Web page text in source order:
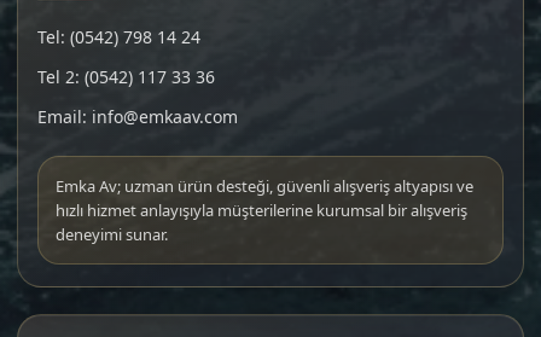
Tel: (0542) 798 14 24
Tel 2: (0542) 117 33 36
Email: info@emkaav.com
Emka Av; uzman ürün desteği, güvenli alışveriş altyapısı ve
hızlı hizmet anlayışıyla müşterilerine kurumsal bir alışveriş
deneyimi sunar.